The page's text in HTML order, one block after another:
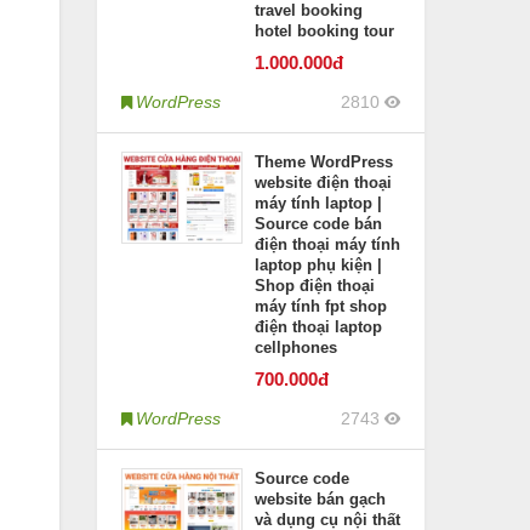
travel booking
hotel booking tour
1.000.000đ
WordPress 2810
Theme WordPress
website điện thoại
máy tính laptop |
Source code bán
điện thoại máy tính
laptop phụ kiện |
Shop điện thoại
máy tính fpt shop
điện thoại laptop
cellphones
700.000đ
WordPress 2743
Source code
website bán gạch
và dụng cụ nội thất